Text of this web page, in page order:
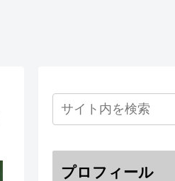
プロフィール